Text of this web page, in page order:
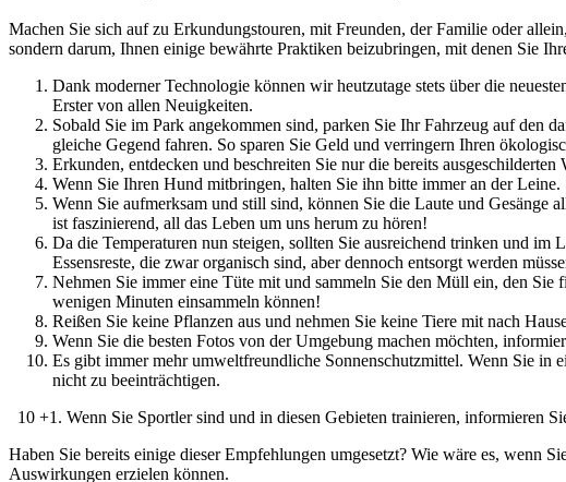
Aber wir haben noch Zeit, unsere Umwelt zu bewahren und mehr über sie zu
zuerst kennenlernen, lieben und somit bewahren müssen, um sie zu schützen.
Machen Sie sich auf zu Erkundungstouren, mit Freunden, der Familie oder
sondern darum, Ihnen einige bewährte Praktiken beizubringen, mit denen Sie
Dank moderner Technologie können wir heutzutage stets über die
Erster von allen Neuigkeiten.
Sobald Sie im Park angekommen sind, parken Sie Ihr Fahrzeug auf den
gleiche Gegend fahren. So sparen Sie Geld und verringern Ihren
Erkunden, entdecken und beschreiten Sie nur die bereits ausgeschilderten
Wenn Sie Ihren Hund mitbringen, halten Sie ihn bitte immer an der
Wenn Sie aufmerksam und still sind, können Sie die Laute und Gesänge
ist faszinierend, all das Leben um uns herum zu hören!
Da die Temperaturen nun steigen, sollten Sie ausreichend trinken und im
Essensreste, die zwar organisch sind, aber dennoch entsorgt werden
Nehmen Sie immer eine Tüte mit und sammeln Sie den Müll ein, den Sie
wenigen Minuten einsammeln können!
Reißen Sie keine Pflanzen aus und nehmen Sie keine Tiere mit nach
Wenn Sie die besten Fotos von der Umgebung machen möchten,
Es gibt immer mehr umweltfreundliche Sonnenschutzmittel. Wenn Sie in
10 +1. Wenn Sie Sportler sind und in diesen Gebieten trainieren, informieren